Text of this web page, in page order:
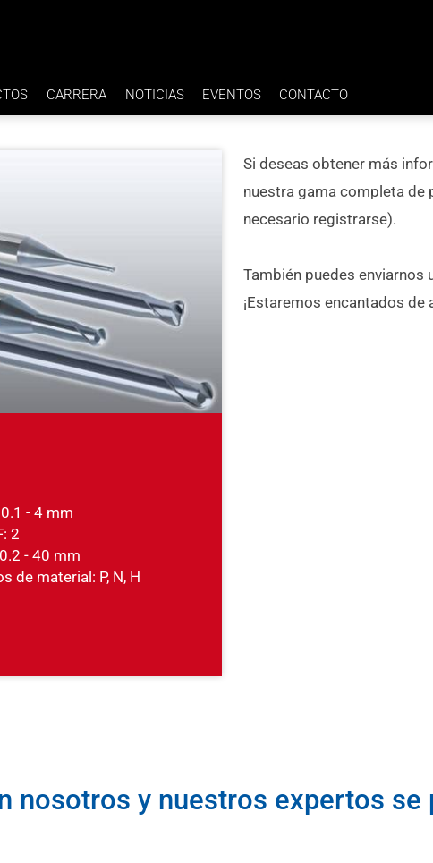
CARRERA NOTICIAS EVENTOS CONTACTO
0.1 - 4 mm
2
- 40 mm
de material: P, N, H
Si deseas obtener más
nuestra gama completa de
necesario registrarse).
También puedes enviarnos
¡Estaremos encantados de
nosotros y nuestros expertos se